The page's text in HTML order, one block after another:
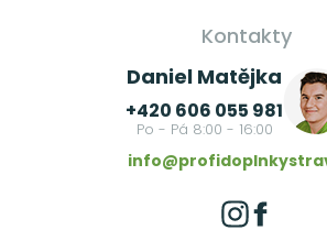
Kontakty
Daniel Matějka
+420 606 055 981
Po - Pá 8:00 - 16:00